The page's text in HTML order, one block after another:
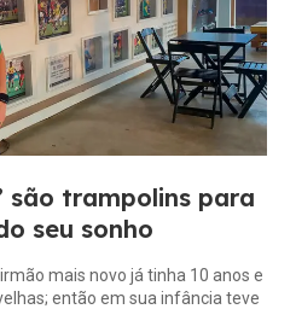
são trampolins para
seu sonho
mais novo já tinha 10 anos e
então em sua infância teve